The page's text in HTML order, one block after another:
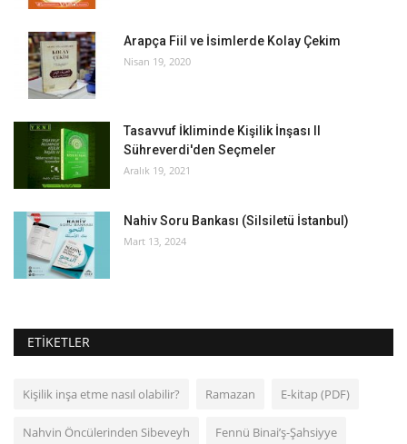
Arapça Fiil ve İsimlerde Kolay Çekim
Nisan 19, 2020
Tasavvuf İkliminde Kişilik İnşası II
Sühreverdi'den Seçmeler
Aralık 19, 2021
Nahiv Soru Bankası (Silsiletü İstanbul)
Mart 13, 2024
ETIKETLER
Kişilik inşa etme nasıl olabilir? Ramazan E-kitap (PDF)
Nahvin Öncülerinden Sibeveyh Fennü Binai’ş-Şahsiyye